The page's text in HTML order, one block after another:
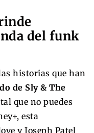
del funk
historias que han
de Sly & The
que no puedes
esta
y Joseph Patel